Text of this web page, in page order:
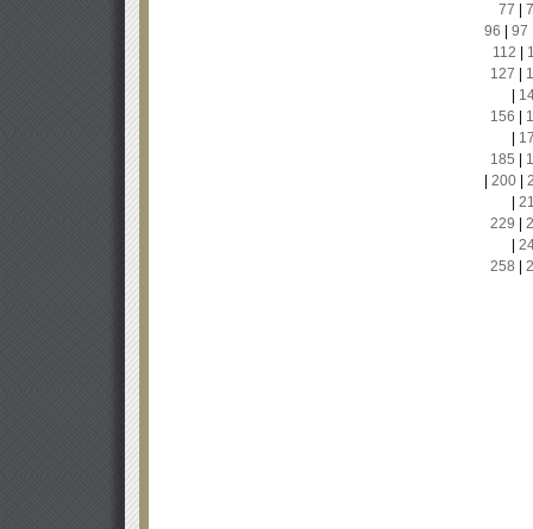
77
96
97
112
127
156
185
200|
229
258